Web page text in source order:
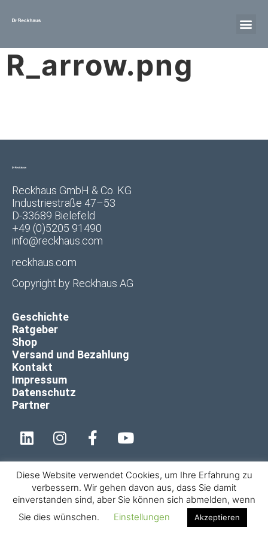
R_arrow.png
Reckhaus GmbH & Co. KG
Industriestraße 47–53
D-33689 Bielefeld
+49 (0)5205 91490
info@reckhaus.com
reckhaus.com
Copyright by Reckhaus AG
Geschichte
Ratgeber
Shop
Versand und Bezahlung
Kontakt
Impressum
Datenschutz
Partner
Diese Website verwendet Cookies, um Ihre Erfahrung zu
verbessern. Wir gehen davon aus, dass Sie damit
einverstanden sind, aber Sie können sich abmelden, wenn
Sie dies wünschen.
Einstellungen Akzeptieren